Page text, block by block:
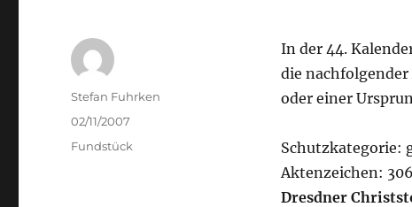
In der 44.
die
oder einer
Schutzkategorie:
Aktenzeichen:
Dresdner
Author
Stefan Fuhrken
Posted
02/11/2007
Categories
Fundstück